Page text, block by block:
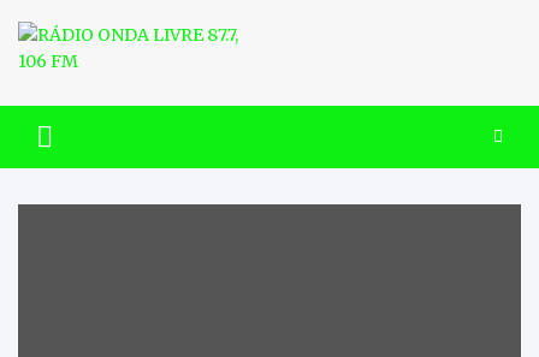
content
RÁDIO ONDA LIVRE 87.7, 106
FM